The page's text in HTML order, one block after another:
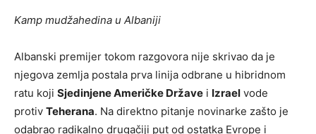
Kamp mudžahedina u Albaniji
Albanski premijer tokom razgovora nije skrivao da je
njegova zemlja postala prva linija odbrane u hibridnom
ratu koji Sjedinjene Američke Države i Izrael vode
protiv Teherana. Na direktno pitanje novinarke zašto je
odabrao radikalno drugačiji put od ostatka Evrope i